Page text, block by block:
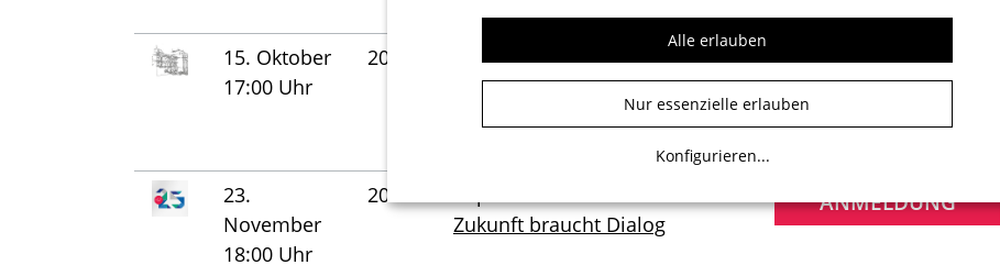
15. Oktober
17:00 Uhr
2026
Abschlussjubiläum 25 Jahre
TU Graz Reunions - Jahrgänge
Studienrichtung Architektur
ANMELDUNG
23.
November
18:00 Uhr
2026
Zukunft braucht Dialog
ANMELDUNG
Konfigurieren...
Nur essenzielle erlauben
Alle erlauben